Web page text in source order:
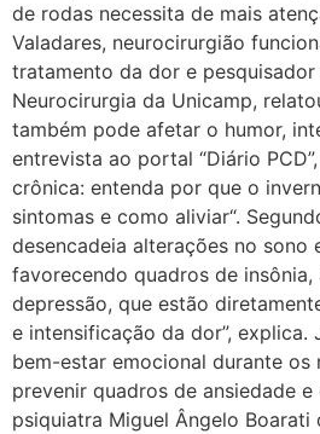
de rodas necessita de mais
Valadares, neurocirurgião
tratamento da dor e
Neurocirurgia da Unicamp,
também pode afetar o humor,
entrevista ao portal “Diário
crônica: entenda por que o
sintomas e como aliviar“.
desencadeia alterações no sono
favorecendo quadros de insônia,
depressão, que estão
e intensificação da dor”, explica.
bem-estar emocional durante os
prevenir quadros de ansiedade e
psiquiatra Miguel Ângelo